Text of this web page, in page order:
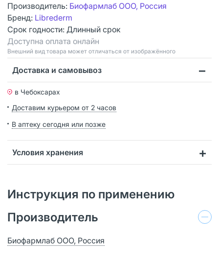
Производитель: Биофармлаб ООО, Россия
Бренд: Librederm
Срок годности: Длинный срок
Доступна оплата онлайн
Bнешний вид товара может отличаться от изображённого
Доставка и самовывоз
в Чебоксарах
Доставим курьером от 2 часов
В аптеку сегодня или позже
Условия хранения
Инструкция по применению
Производитель
Биофармлаб ООО, Россия